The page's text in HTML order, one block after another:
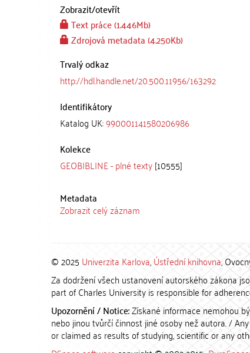
Zobrazit/otevřít
Text práce (1.446Mb)
Zdrojová metadata (4.250Kb)
Trvalý odkaz
http://hdl.handle.net/20.500.11956/163292
Identifikátory
Katalog UK:990001141580206986
Kolekce
GEOBIBLINE - plné texty[10555]
Metadata
Zobrazit celý záznam
© 2025 Univerzita Karlova,Ústřední knihovna,
Za dodržení všech ustanovení autorského zákona
part of Charles University is responsible for
Upozornění / Notice:Získané informace nemohou
nebo jinou tvůrčí činnost jiné osoby než autora. /
or claimed as results of studying, scientific or any